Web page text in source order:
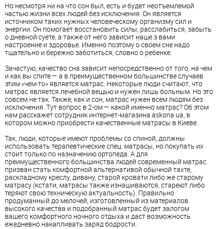
Но несмотря ни на что сон был, есть и будет неотъемлемой
частью жизни всех людей без исключения. Он является
источником таких нужных человеческому организму сил и
энергии. Он помогает восстановить силы, расслабиться, забыть
о дневной суете, а также от него зависит наше з вами
настроение и здоровье. Именно поэтому о своем сне надо
тщательно и бережно заботиться, словно о ребенке.
Зачастую, качество сна зависит непосредственно от того, на чем
и как вы спите — а в преимущественном большинстве случаев
этим «чем-то» является матрас. Некоторые люди считают, что
матрас является лечебной вещью и нужен лишь больным. Но это
совсем не так. Также, как и сон, матрас нужен всем людям без
исключения. Тут вопрос в 2-ом — какой именно матрас? Об этом
нам расскажет сотрудник интернет-магазина askona.ua, в
котором можно приобрести качественные матрасы в Киеве.
Так, люди, которые имеют проблемы со спиной, должны
использовать терапевтические спец. матрасы, но покупать их
стоит только по назначению ортопеда. А для
преимущественного большинства людей современный матрас
призван стать комфортной альтернативой обычной тахте,
раскладному креслу, дивану, старой кровати либо же старому
матрасу (кстати, матрасы также изнашиваются, стареют либо
теряют свою техническую актуальность). Правильно
продуманный до мелочей, изготовленный из материалов
высокого качества и подобранный матрас будет залогом
вашего комфортного ночного отдыха и даст возможность
ежедневно накапливать заряд бодрости.